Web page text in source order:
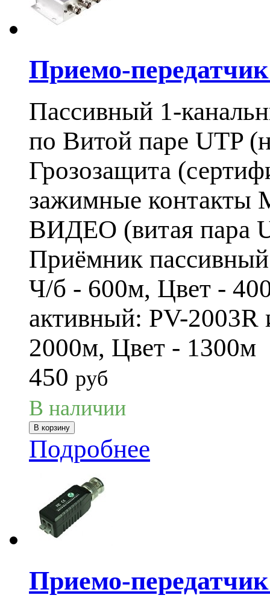
Приемо-
Пассивный 1-
по Витой паре UTP
Грозозащита
зажимные контакты
ВИДЕО (витая пара
Приёмник
Ч/б - 600м, Цвет -
активный: PV-
2000м, Цвет - 1300м
450 руб
В наличии
Подробнее
Приемо-